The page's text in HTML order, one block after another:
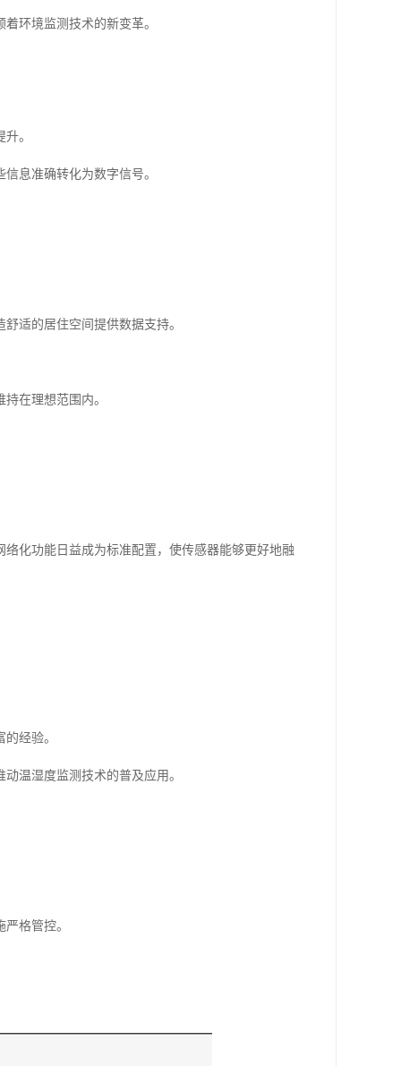
环境监测技术的新变革。
。
息准确转化为数字信号。
适的居住空间提供数据支持。
在理想范围内。
化功能日益成为标准配置，使传感器能够更好地融
经验。
温湿度监测技术的普及应用。
格管控。